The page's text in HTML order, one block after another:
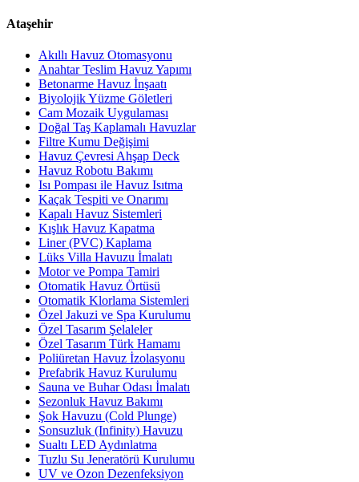
Ataşehir
Akıllı Havuz Otomasyonu
Anahtar Teslim Havuz Yapımı
Betonarme Havuz İnşaatı
Biyolojik Yüzme Göletleri
Cam Mozaik Uygulaması
Doğal Taş Kaplamalı Havuzlar
Filtre Kumu Değişimi
Havuz Çevresi Ahşap Deck
Havuz Robotu Bakımı
Isı Pompası ile Havuz Isıtma
Kaçak Tespiti ve Onarımı
Kapalı Havuz Sistemleri
Kışlık Havuz Kapatma
Liner (PVC) Kaplama
Lüks Villa Havuzu İmalatı
Motor ve Pompa Tamiri
Otomatik Havuz Örtüsü
Otomatik Klorlama Sistemleri
Özel Jakuzi ve Spa Kurulumu
Özel Tasarım Şelaleler
Özel Tasarım Türk Hamamı
Poliüretan Havuz İzolasyonu
Prefabrik Havuz Kurulumu
Sauna ve Buhar Odası İmalatı
Sezonluk Havuz Bakımı
Şok Havuzu (Cold Plunge)
Sonsuzluk (Infinity) Havuzu
Sualtı LED Aydınlatma
Tuzlu Su Jeneratörü Kurulumu
UV ve Ozon Dezenfeksiyon